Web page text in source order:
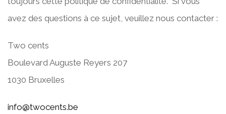
avez des questions à ce sujet, veuillez nous contacter :
Two cents
Boulevard Auguste Reyers 207
1030 Bruxelles
info@twocents.be